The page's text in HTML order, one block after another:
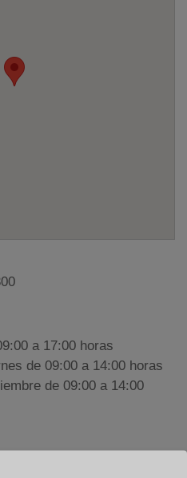
a 17:00 horas
de 09:00 a 14:00 horas
de 09:00 a 14:00